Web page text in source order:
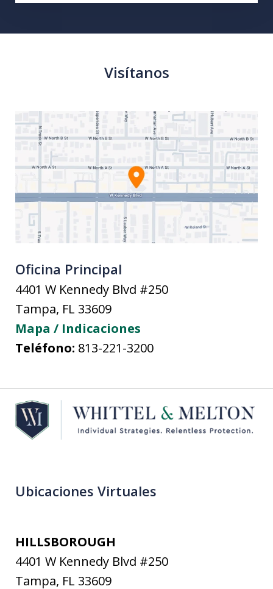
Visítanos
Oficina Principal
4401 W Kennedy Blvd #250
Tampa, FL 33609
Mapa / Indicaciones
Teléfono: 813-221-3200
Ubicaciones Virtuales
HILLSBOROUGH
4401 W Kennedy Blvd #250
Tampa, FL 33609